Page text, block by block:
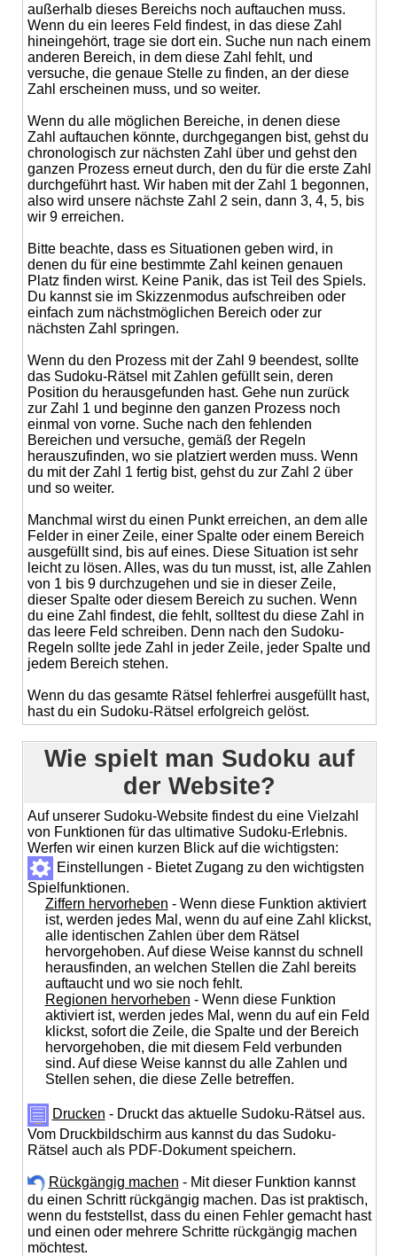
außerhalb dieses Bereichs noch auftauchen muss.
Wenn du ein leeres Feld findest, in das diese Zahl
hineingehört, trage sie dort ein. Suche nun nach einem
anderen Bereich, in dem diese Zahl fehlt, und
versuche, die genaue Stelle zu finden, an der diese
Zahl erscheinen muss, und so weiter.
Wenn du alle möglichen Bereiche, in denen diese
Zahl auftauchen könnte, durchgegangen bist, gehst du
chronologisch zur nächsten Zahl über und gehst den
ganzen Prozess erneut durch, den du für die erste Zahl
durchgeführt hast. Wir haben mit der Zahl 1 begonnen,
also wird unsere nächste Zahl 2 sein, dann 3, 4, 5, bis
wir 9 erreichen.
Bitte beachte, dass es Situationen geben wird, in
denen du für eine bestimmte Zahl keinen genauen
Platz finden wirst. Keine Panik, das ist Teil des Spiels.
Du kannst sie im Skizzenmodus aufschreiben oder
einfach zum nächstmöglichen Bereich oder zur
nächsten Zahl springen.
Wenn du den Prozess mit der Zahl 9 beendest, sollte
das Sudoku-Rätsel mit Zahlen gefüllt sein, deren
Position du herausgefunden hast. Gehe nun zurück
zur Zahl 1 und beginne den ganzen Prozess noch
einmal von vorne. Suche nach den fehlenden
Bereichen und versuche, gemäß der Regeln
herauszufinden, wo sie platziert werden muss. Wenn
du mit der Zahl 1 fertig bist, gehst du zur Zahl 2 über
und so weiter.
Manchmal wirst du einen Punkt erreichen, an dem alle
Felder in einer Zeile, einer Spalte oder einem Bereich
ausgefüllt sind, bis auf eines. Diese Situation ist sehr
leicht zu lösen. Alles, was du tun musst, ist, alle Zahlen
von 1 bis 9 durchzugehen und sie in dieser Zeile,
dieser Spalte oder diesem Bereich zu suchen. Wenn
du eine Zahl findest, die fehlt, solltest du diese Zahl in
das leere Feld schreiben. Denn nach den Sudoku-
Regeln sollte jede Zahl in jeder Zeile, jeder Spalte und
jedem Bereich stehen.
Wenn du das gesamte Rätsel fehlerfrei ausgefüllt hast,
hast du ein Sudoku-Rätsel erfolgreich gelöst.
Wie spielt man Sudoku auf
der Website?
Auf unserer Sudoku-Website findest du eine Vielzahl
von Funktionen für das ultimative Sudoku-Erlebnis.
Werfen wir einen kurzen Blick auf die wichtigsten:
Einstellungen - Bietet Zugang zu den wichtigsten
Spielfunktionen.
Ziffern hervorheben - Wenn diese Funktion aktiviert
ist, werden jedes Mal, wenn du auf eine Zahl klickst,
alle identischen Zahlen über dem Rätsel
hervorgehoben. Auf diese Weise kannst du schnell
herausfinden, an welchen Stellen die Zahl bereits
auftaucht und wo sie noch fehlt.
Regionen hervorheben - Wenn diese Funktion
aktiviert ist, werden jedes Mal, wenn du auf ein Feld
klickst, sofort die Zeile, die Spalte und der Bereich
hervorgehoben, die mit diesem Feld verbunden
sind. Auf diese Weise kannst du alle Zahlen und
Stellen sehen, die diese Zelle betreffen.
Drucken - Druckt das aktuelle Sudoku-Rätsel aus.
Vom Druckbildschirm aus kannst du das Sudoku-
Rätsel auch als PDF-Dokument speichern.
Rückgängig machen - Mit dieser Funktion kannst
du einen Schritt rückgängig machen. Das ist praktisch,
wenn du feststellst, dass du einen Fehler gemacht hast
und einen oder mehrere Schritte rückgängig machen
möchtest.